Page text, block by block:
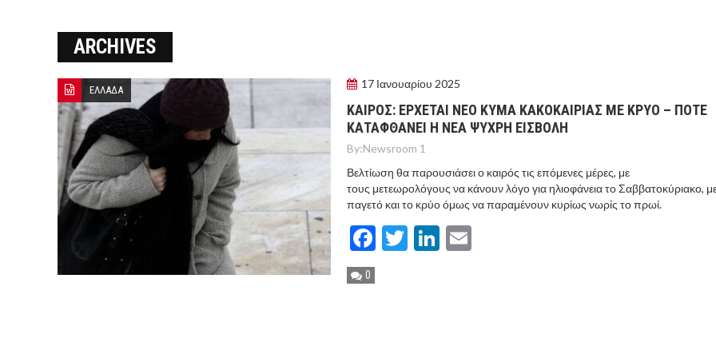
ARCHIVES
ΕΛΛΑΔΑ 17 Ιανουαρίου 2025
ΚΑΙΡΟΣ: ΕΡΧΕΤΑΙ ΝΕΟ ΚΥΜΑ ΚΑΚΟΚΑΙΡΙΑΣ ΜΕ ΚΡΥΟ – ΠΟΤΕ
ΚΑΤΑΦΘΑΝΕΙ Η ΝΕΑ ΨΥΧΡΗ ΕΙΣΒΟΛΗ
By:Newsroom 1
Βελτίωση θα παρουσιάσει ο καιρός τις επόμενες μέρες, με
τους μετεωρολόγους να κάνουν λόγο για ηλιοφάνεια το Σαββατοκύριακο,
παγετό και το κρύο όμως να παραμένουν κυρίως νωρίς το πρωί.
Facebook
TwitterLinkedIn
0